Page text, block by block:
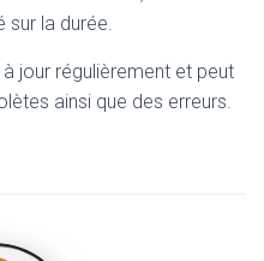
sur la durée.
jour régulièrement et peut
ainsi que des erreurs.